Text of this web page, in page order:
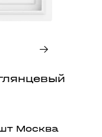
Москва